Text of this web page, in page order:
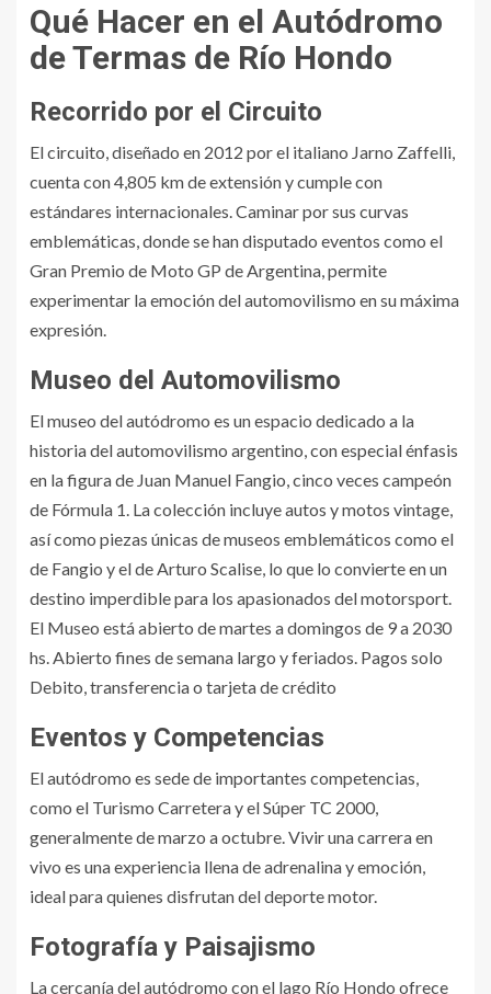
Qué Hacer en el Autódromo
de Termas de Río Hondo
Recorrido por el Circuito
El circuito, diseñado en 2012 por el italiano Jarno Zaffelli,
cuenta con 4,805 km de extensión y cumple con
estándares internacionales. Caminar por sus curvas
emblemáticas, donde se han disputado eventos como el
Gran Premio de Moto GP de Argentina, permite
experimentar la emoción del automovilismo en su máxima
expresión.
Museo del Automovilismo
El museo del autódromo es un espacio dedicado a la
historia del automovilismo argentino, con especial énfasis
en la figura de Juan Manuel Fangio, cinco veces campeón
de Fórmula 1. La colección incluye autos y motos vintage,
así como piezas únicas de museos emblemáticos como el
de Fangio y el de Arturo Scalise, lo que lo convierte en un
destino imperdible para los apasionados del motorsport.
El Museo está abierto de martes a domingos de 9 a 2030
hs. Abierto fines de semana largo y feriados. Pagos solo
Debito, transferencia o tarjeta de crédito
Eventos y Competencias
El autódromo es sede de importantes competencias,
como el Turismo Carretera y el Súper TC 2000,
generalmente de marzo a octubre. Vivir una carrera en
vivo es una experiencia llena de adrenalina y emoción,
ideal para quienes disfrutan del deporte motor.
Fotografía y Paisajismo
La cercanía del autódromo con el lago Río Hondo ofrece